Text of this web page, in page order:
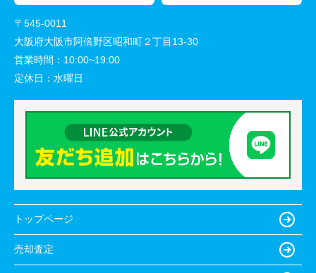
〒545-0011
大阪府大阪市阿倍野区昭和町２丁目13-30
営業時間： 10:00~19:00
定休日： 水曜日
トップページ
売却査定